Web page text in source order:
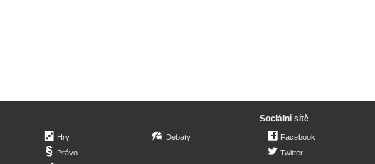
Hry
Právo
Debaty
Sociální sítě
Facebook
Twitter